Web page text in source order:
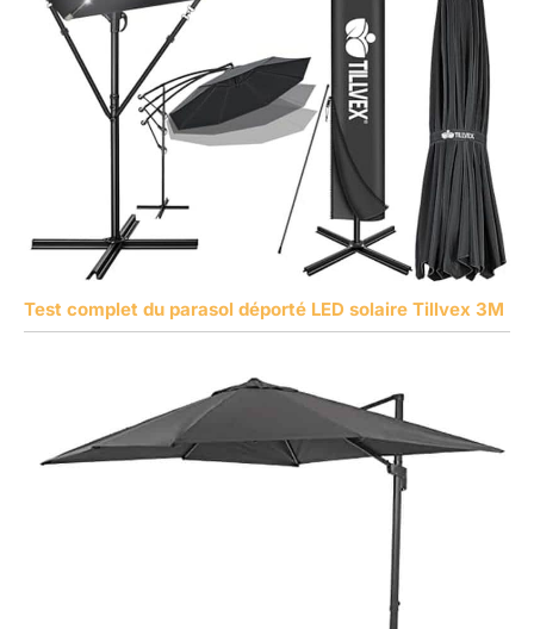
Test complet du parasol déporté LED solaire Tillvex 3M